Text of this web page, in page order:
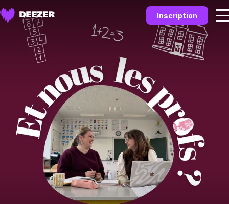
Inscription